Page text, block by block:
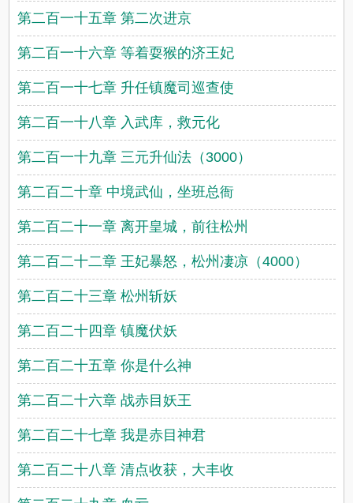
第二百一十五章 第二次进京
第二百一十六章 等着耍猴的济王妃
第二百一十七章 升任镇魔司巡查使
第二百一十八章 入武库，救元化
第二百一十九章 三元升仙法（3000）
第二百二十章 中境武仙，坐班总衙
第二百二十一章 离开皇城，前往松州
第二百二十二章 王妃暴怒，松州凄凉（4000）
第二百二十三章 松州斩妖
第二百二十四章 镇魔伏妖
第二百二十五章 你是什么神
第二百二十六章 战赤目妖王
第二百二十七章 我是赤目神君
第二百二十八章 清点收获，大丰收